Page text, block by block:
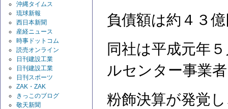
沖縄タイムス
琉球新報
西日本新聞
産経ニュース
時事ドットコム
読売オンライン
日刊建設工業
日刊建設工業
日刊スポーツ
ZAK・ZAK
きっこのブログ
敬天新聞
負債額は約４３
同社は平成元年
ルセンター事業
粉飾決算が発覚